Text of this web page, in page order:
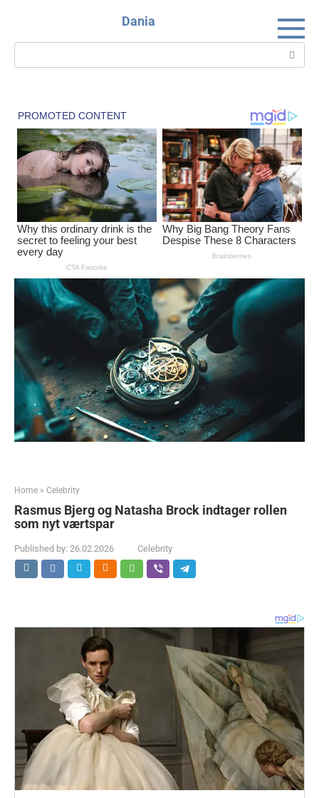
Dania
Search:
Home » Celebrity
Rasmus Bjerg og Natasha Brock indtager rollen
som nyt værtspar
Published by: 26.02.2026 Celebrity